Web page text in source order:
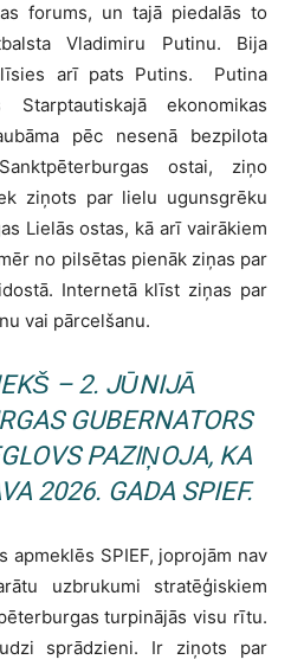
forums, un tajā piedalās to
Vladimiru Putinu. Bija
arī pats Putins. Putina
Starptautiskajā ekonomikas
pēc nesenā bezpilota
ostai, ziņo
ziņots par lielu ugunsgrēku
Lielās ostas, kā arī vairākiem
no pilsētas pienāk ziņas par
Internetā klīst ziņas par
vai pārcelšanu.
– 2. JŪNIJĀ
GUBERNATORS
PAZIŅOJA, KA
2026. GADA SPIEF.
apmeklēs SPIEF, joprojām nav
uzbrukumi stratēģiskiem
turpinājās visu rītu.
sprādzieni. Ir ziņots par